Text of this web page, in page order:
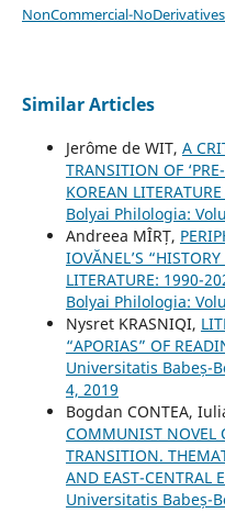
NonCommercial-
Similar Articles
Jerôme de WIT, A
TRANSITION OF
KOREAN LITERATURE
Bolyai Philologia:
Andreea MÎRȚ,
IOVĂNEL’S
LITERATURE: 1990-
Bolyai Philologia:
Nysret KRASNIQI,
“APORIAS” OF
Universitatis Babeș-
4, 2019
Bogdan CONTEA,
COMMUNIST NOVEL
TRANSITION.
AND EAST-CENTRAL
Universitatis Babeș-